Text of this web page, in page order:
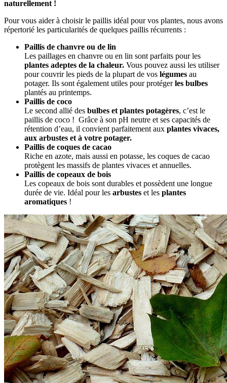
naturellement !
Pour vous aider à choisir le paillis idéal pour vos plantes, nous avons
répertorié les particularités de quelques paillis récurrents :
Paillis de chanvre ou de lin
Les paillages en chanvre ou en lin sont parfaits pour les
plantes adeptes de la chaleur. Vous pouvez aussi les utiliser
pour couvrir les pieds de la plupart de vos légumes au
potager. Ils sontégalementutiles pour protégerles bulbes
plantés au printemps.
Paillis de coco
Le second allié des bulbes et plantes potagères, c’est le
paillis de coco ! Grâce à son pH neutre et ses capacités de
rétention d’eau, il convient parfaitement aux plantes vivaces,
aux arbustes et à votre potager.
Paillis de coques de cacao
Riche en azote, mais aussi en potasse, les coques de cacao
protègent les massifs de plantes vivaces et annuelles.
Paillis de copeaux de bois
Les copeaux de bois sont durables et possèdent une longue
durée de vie. Idéal pour les arbustes et les plantes
aromatiques !